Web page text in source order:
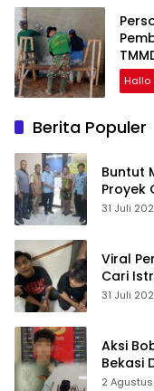
Hallo
Berita Populer
Buntut
Proyek
31 Juli
Viral
Cari
31 Juli
Aksi
Bekasi
Pelaku
2